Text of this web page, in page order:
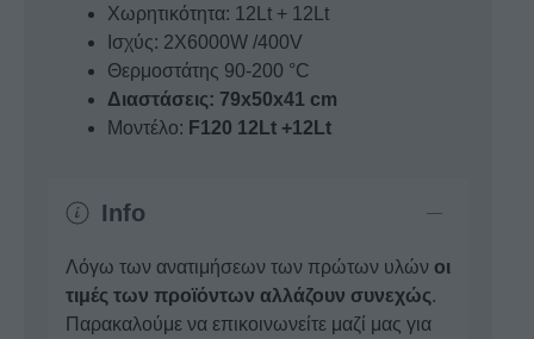
Χωρητικότητα: 12Lt + 12Lt
Ισχύς: 2Χ6000W /400V
Θερμοστάτης 90-200 °C
Διαστάσεις: 79x50x41 cm
Μοντέλο: F120 12Lt +12Lt
Info
Λόγω των ανατιμήσεων των πρώτων υλών οι
τιμές των προϊόντων αλλάζουν συνεχώς.
Παρακαλούμε να επικοινωνείτε μαζί μας για